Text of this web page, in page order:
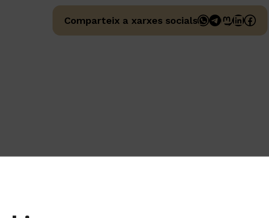
Comparteix a xarxes socialsWhatsApp
Telegram
Mastodon